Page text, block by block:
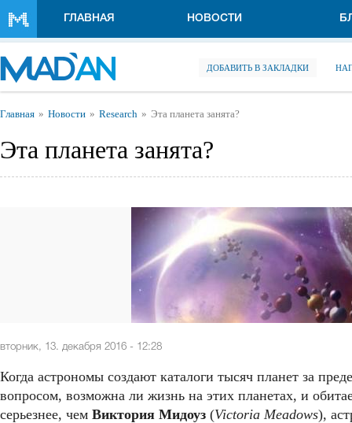
ГЛАВНАЯ НОВОСТИ
ДОБАВИТЬ В ЗАКЛАДКИ
Вы здесь
Главная Новости Research Эта планета занята?
Эта планета занята?
вторник, 13. декабря 2016 - 12:28
Когда астрономы создают каталоги тысяч планет за
вопросом, возможна ли жизнь на этих планетах, и
серьезнее, чем Виктория Мидоуз (Victoria Meadows),